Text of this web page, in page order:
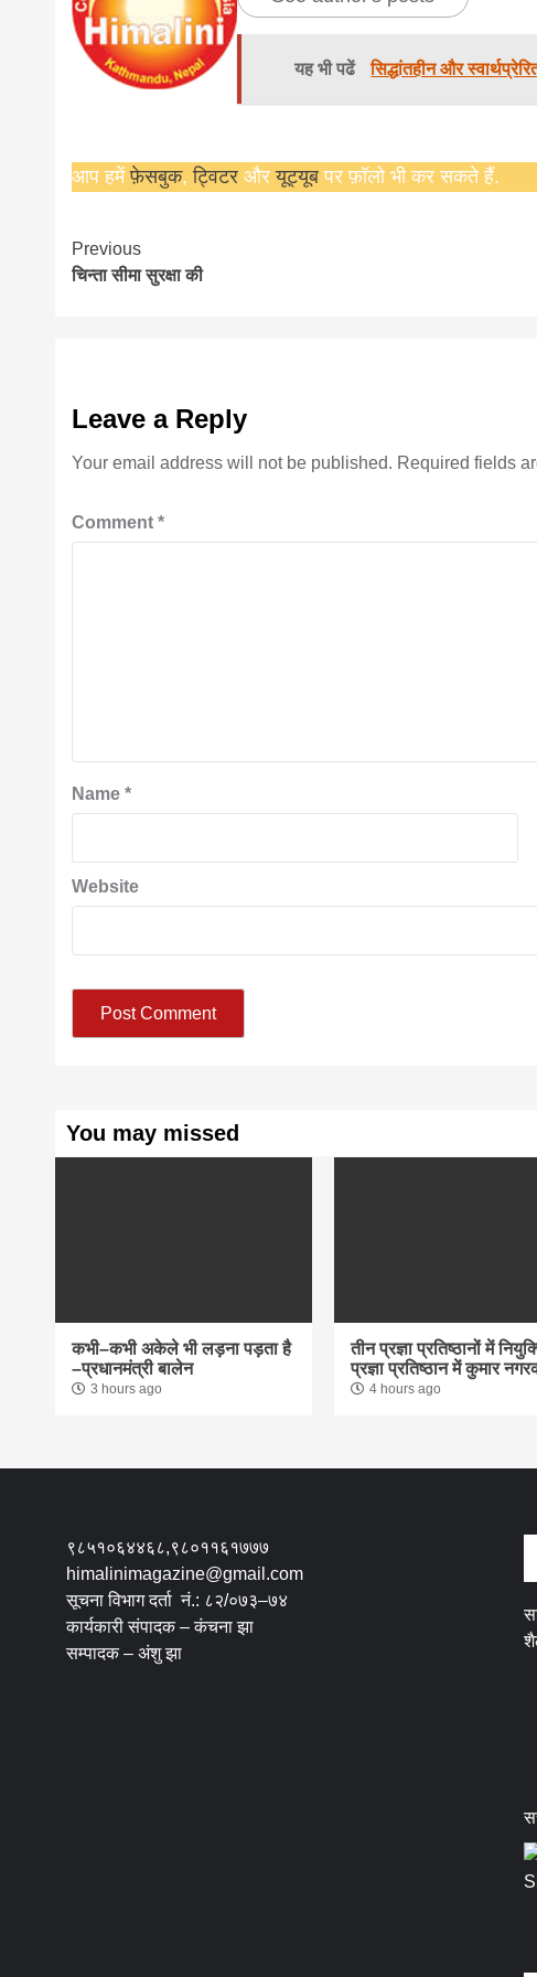
यह भी पढें सिद्धांतहीन और
आप हमेंफ़ेसबुक,ट्विटरऔरयूट्यूब पर फ़ॉलो भी कर सकते हैं.
Continue
Reading
Previous
चिन्ता सीमा सुरक्षा की
Leave a Reply
Your email address will not be published. Required fields
Comment*
Name*
Website
You may missed
कभी–कभी अकेले भी लड़ना पड़ता है
–प्रधानमंत्री बालेन
3 hours ago
तीन प्रज्ञा प्रतिष्ठानों में
प्रज्ञा प्रतिष्ठान में कुमार
4 hours ago
९८५१०६४४६८,९८०११६१७७७
himalinimagazine@gmail.com
सूचना विभाग दर्ता नं.: ८२/०७३–७४
कार्यकारी संपादक – कंचना झा
सम्पादक – अंशु झा